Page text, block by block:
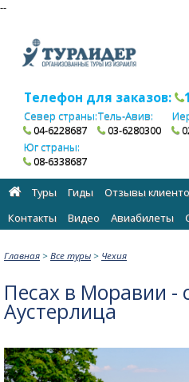
--
Телефон для заказов:
Север страны:
04-6228687
Тель-Авив:
03-6280300
Юг страны:
08-6338687
Туры Гиды Отзывы
Контакты
Видео Авиабилеты
Главная > Все туры > Чехия
Песах в Моравии -
Аустерлица